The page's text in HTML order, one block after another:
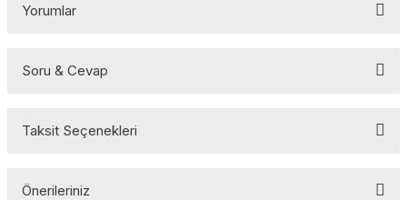
Yorumlar
Soru & Cevap
Taksit Seçenekleri
Önerileriniz